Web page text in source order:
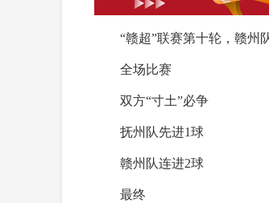
“赣超”联赛第十轮，赣州
全场比赛
双方“寸土”必争
抚州队先进1球
赣州队连进2球
最终